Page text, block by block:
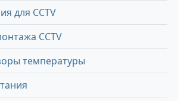
для CCTV
CCTV
температуры